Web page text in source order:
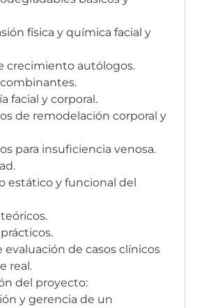
física y química facial y
crecimiento autólogos.
facial y corporal.
de remodelación corporal y
para insuficiencia venosa.
estático y funcional del
evaluación de casos clínicos
real.
del proyecto:
y gerencia de un